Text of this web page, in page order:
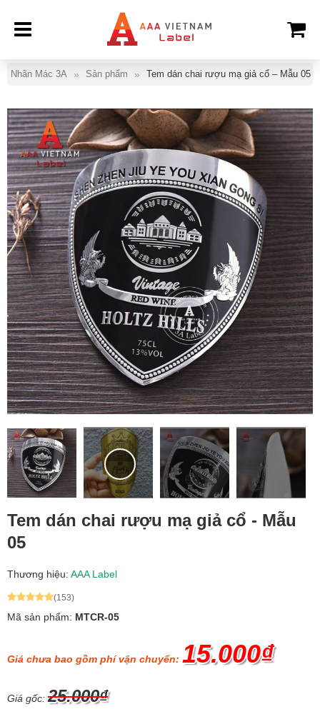
Nhãn Mác 3A Sản phẩm Tem dán chai rượu mạ giả cổ – Mẫu 05
Tem dán chai rượu mạ giả cổ - Mẫu
05
Thương hiệu: AAA Label
(153)
Mã sản phẩm: MTCR-05
Giá chưa bao gồm phí vận chuyển: 15.000₫
Giá gốc: 25.000₫